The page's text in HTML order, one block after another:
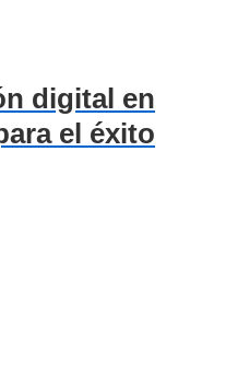
digital en
el éxito